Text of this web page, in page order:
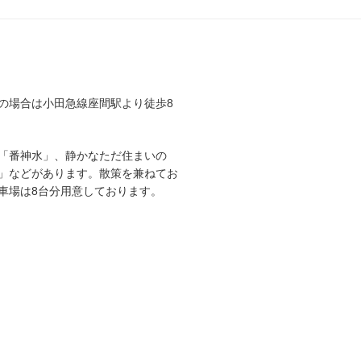
場合は小田急線座間駅より徒歩8
番神水」、静かなただ住まいの
などがあります。散策を兼ねてお
は8台分用意しております。